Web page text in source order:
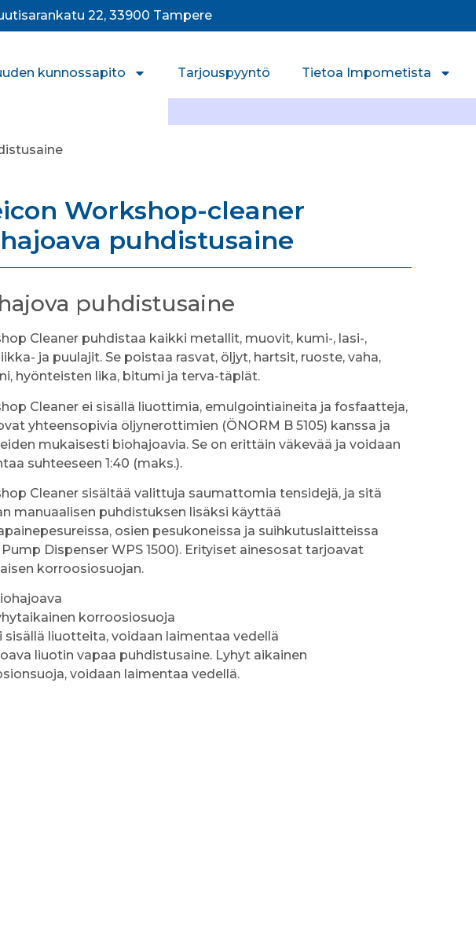
22, 33900 Tampere
kunnossapito Tarjouspyyntö Tietoa Impometista
Workshop-cleaner
puhdistusaine
puhdistusaine
Cleaner puhdistaa kaikki metallit, muovit, kumi-, lasi-,
ja puulajit. Se poistaa rasvat, öljyt, hartsit, ruoste, vaha,
hyönteisten lika, bitumi ja terva-täplät.
Cleaner ei sisällä liuottimia, emulgointiaineita ja fosfaatteja,
yhteensopivia öljynerottimien (ÖNORM B 5105) kanssa ja
mukaisesti biohajoavia. Se on erittäin väkevää ja voidaan
suhteeseen 1:40 (maks.).
Cleaner sisältää valittuja saumattomia tensidejä, ja sitä
manuaalisen puhdistuksen lisäksi käyttää
osien pesukoneissa ja suihkutuslaitteissa
Pump Dispenser WPS 1500). Erityiset ainesosat tarjoavat
korroosiosuojan.
korroosiosuoja
sisällä liuotteita, voidaan laimentaa vedellä
liuotin vapaa puhdistusaine. Lyhyt aikainen
voidaan laimentaa vedellä.